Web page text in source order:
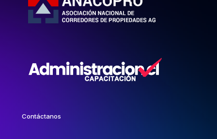
Contáctanos